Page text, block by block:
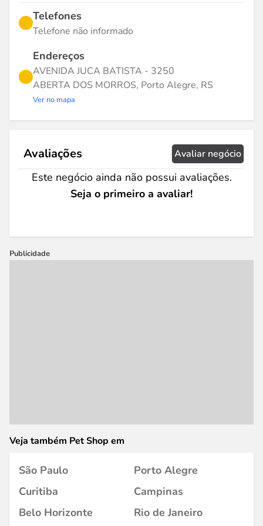
Telefones
Telefone não informado
Endereços
AVENIDA JUCA BATISTA - 3250
ABERTA DOS MORROS, Porto Alegre, RS
Ver no mapa
Avaliações Avaliar negócio
Este negócio ainda não possui avaliações.
Seja o primeiro a avaliar!
Publicidade
Veja também Pet Shop em
São Paulo
Porto Alegre
Curitiba
Campinas
Belo Horizonte
Rio de Janeiro